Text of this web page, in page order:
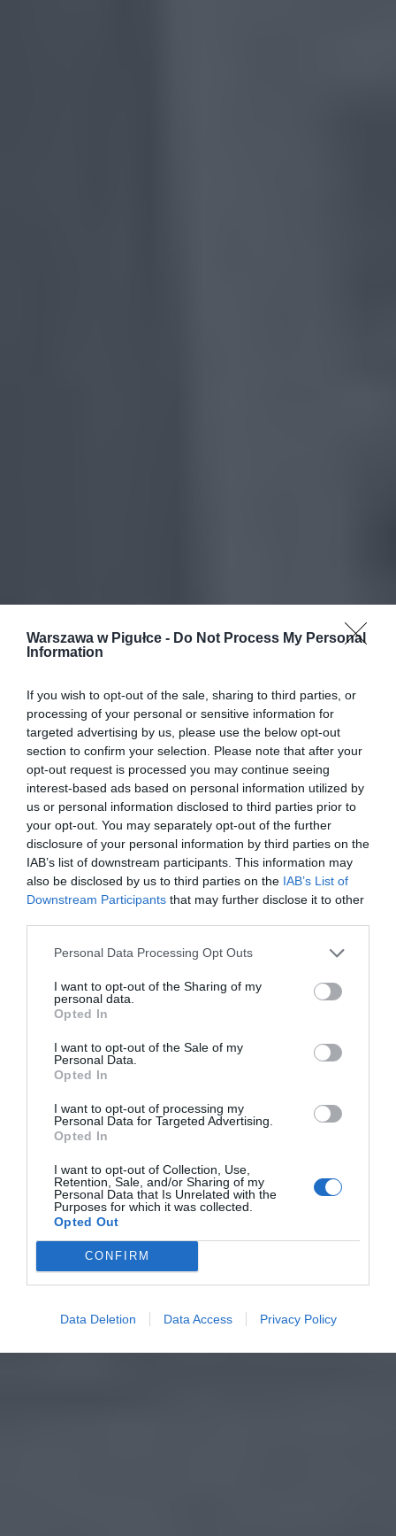
Warszawa w Pigułce - Do Not Process My Personal
Information
If you wish to opt-out of the sale, sharing to third parties, or
processing of your personal or sensitive information for
targeted advertising by us, please use the below opt-out
section to confirm your selection. Please note that after your
opt-out request is processed you may continue seeing
interest-based ads based on personal information utilized by
us or personal information disclosed to third parties prior to
your opt-out. You may separately opt-out of the further
disclosure of your personal information by third parties on the
IAB’s list of downstream participants. This information may
also be disclosed by us to third parties on the IAB’s List of
Downstream Participants that may further disclose it to other
Personal Data Processing Opt Outs
I want to opt-out of the Sharing of my
personal data.
Opted In
I want to opt-out of the Sale of my
Personal Data.
Opted In
I want to opt-out of processing my
Personal Data for Targeted Advertising.
Opted In
I want to opt-out of Collection, Use,
Retention, Sale, and/or Sharing of my
Personal Data that Is Unrelated with the
Purposes for which it was collected.
Opted Out
CONFIRM
Data Deletion Data Access Privacy Policy